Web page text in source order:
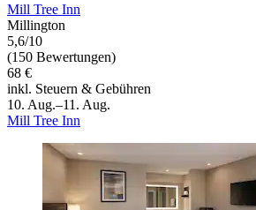
Mill Tree Inn
Millington
5,6/10
(150 Bewertungen)
68 €
inkl. Steuern & Gebühren
10. Aug.–11. Aug.
Mill Tree Inn